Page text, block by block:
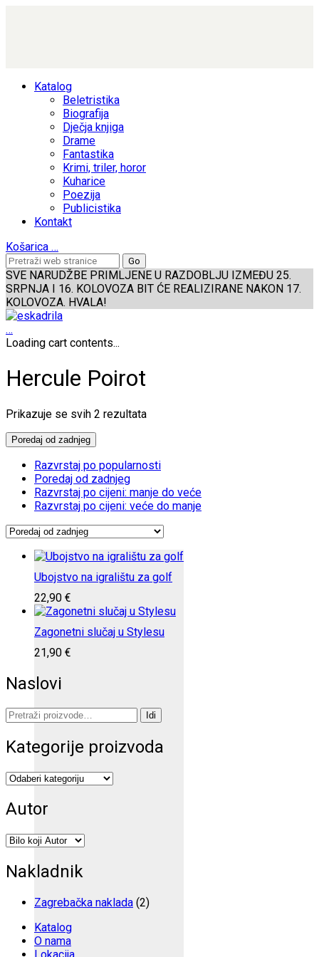
Katalog
Beletristika
Biografija
Dječja knjiga
Drame
Fantastika
Krimi, triler, horor
Kuharice
Poezija
Publicistika
Kontakt
Košarica …
SVE NARUDŽBE PRIMLJENE U RAZDOBLJU IZMEĐU 25.
SRPNJA I 16. KOLOVOZA BIT ĆE REALIZIRANE NAKON 17.
KOLOVOZA. HVALA!
…
Loading cart contents...
Hercule Poirot
Prikazuje se svih 2 rezultataPoredano
Poredaj od zadnjeg
Razvrstaj po popularnosti
Poredaj od zadnjeg
Razvrstaj po cijeni: manje do veće
Razvrstaj po cijeni: veće do manje
Ubojstvo na igralištu za golf
22,90 €
Zagonetni slučaj u Stylesu
21,90 €
Naslovi
Pretraži: Idi
Kategorije proizvoda
Autor
Nakladnik
Zagrebačka naklada (2)
Katalog
O nama